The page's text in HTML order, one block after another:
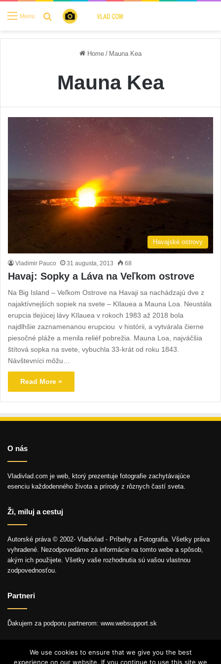
Menu Search for
Home / Mauna Kea
Mauna Kea
Havajské ostrovy
Vladimir Pauco 31 augusta, 2013 68
Havaj: Sopky a Láva na Veľkom ostrove
Na Big Island – Veľkom Ostrove na Havaji sa nachádzajú dve z
najaktívnejších sopiek na svete – Kīlauea a Mauna Loa. Neustála
erupcia tlejúcej lávy Kīlauea v rokoch 1983 až 2018 bola
najdlhšie zaznamenanou erupciou v histórii, a vytvárala čierne
piesočné pláže a menila reliéf pobrežia. Mauna Loa, najväčšia
štítová sopka na svete, vybuchla 33-krát od roku 1843.
Návštevníci môžu…
Read More »
O nás
Vladivlad.com je web, ktorý prezentuje fotografie zachytávajúce
esenciu každodenného života a prírody z rôznych častí sveta.
Ži, miluj a cestuj
Autorské práva © 2002- Vladivlad - Príbehy a Fotografia. Všetky práva
vyhradené. Nezodpovedáme za informácie na tomto webe a spôsob,
akým ich použijete. Všetky vaše rozhodnutia sú vašou vlastnou
zodpovednosťou.
Partneri
Ďakujem za podporu partnerom: www.websupport.sk
We use cookies to ensure that we give you the best
experience on our website. If you continue to use this site we